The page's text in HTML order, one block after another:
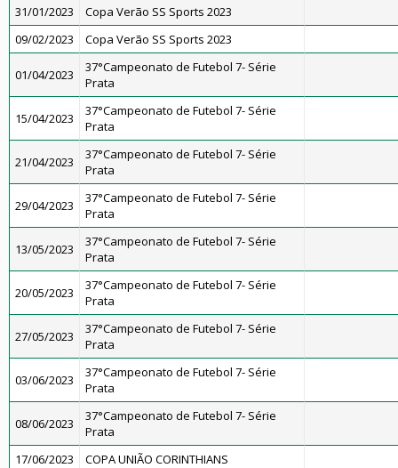
31/01/2023
Copa Verão SS Sports 2023
09/02/2023
Copa Verão SS Sports 2023
01/04/2023
37°Campeonato de Futebol 7- Série
Prata
15/04/2023
37°Campeonato de Futebol 7- Série
Prata
21/04/2023
37°Campeonato de Futebol 7- Série
Prata
29/04/2023
37°Campeonato de Futebol 7- Série
Prata
13/05/2023
37°Campeonato de Futebol 7- Série
Prata
20/05/2023
37°Campeonato de Futebol 7- Série
Prata
27/05/2023
37°Campeonato de Futebol 7- Série
Prata
03/06/2023
37°Campeonato de Futebol 7- Série
Prata
08/06/2023
37°Campeonato de Futebol 7- Série
Prata
17/06/2023
COPA UNIÃO CORINTHIANS